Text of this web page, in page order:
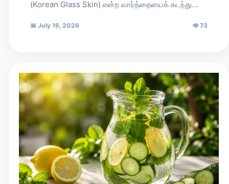
(Korean Glass Skin) என்ற வார்த்தையைக் கடந்து…
📅 July 16, 2026 👁73